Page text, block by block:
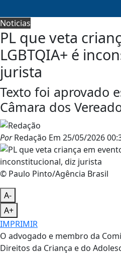
Noticias
PL que veta
LGBTQIA+ é
jurista
Texto foi aprovado
Câmara dos
PorRedação Em 25/05/2026
© Paulo Pinto/Agência Brasil
A-
A+
IMPRIMIR
O advogado e membro da
Direitos da Criança e do